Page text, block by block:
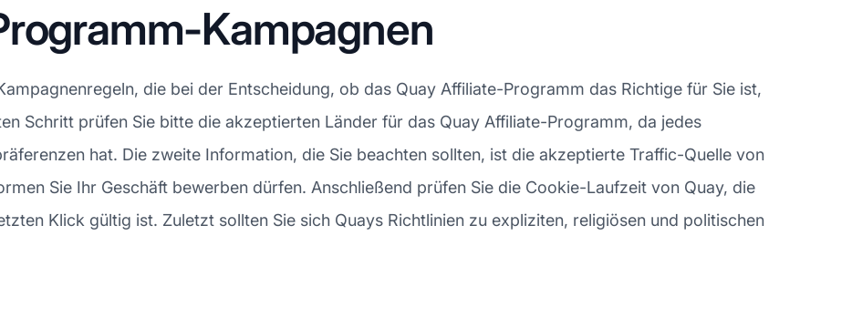
Kampagnen
die bei der Entscheidung, ob das Quay Affiliate-Programm das Richtige für Sie ist,
Schritt prüfen Sie bitte die akzeptierten Länder für das Quay Affiliate-Programm, da jedes
hat. Die zweite Information, die Sie beachten sollten, ist die akzeptierte Traffic-Quelle von
Sie Ihr Geschäft bewerben dürfen. Anschließend prüfen Sie die Cookie-Laufzeit von Quay, die
Klick gültig ist. Zuletzt sollten Sie sich Quays Richtlinien zu expliziten, religiösen und politischen